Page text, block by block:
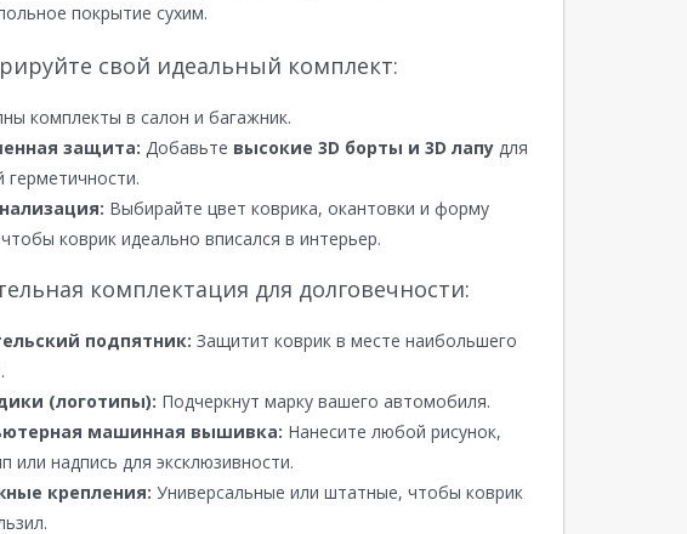
покрытие сухим.
свой идеальный комплект:
комплекты в салон и багажник.
защита: Добавьте высокие 3D борты и 3D лапу для
герметичности.
Выбирайте цвет коврика, окантовки и форму
коврик идеально вписался в интерьер.
комплектация для долговечности:
подпятник: Защитит коврик в месте наибольшего
(логотипы): Подчеркнут марку вашего автомобиля.
машинная вышивка: Нанесите любой рисунок,
или надпись для эксклюзивности.
крепления: Универсальные или штатные, чтобы коврик